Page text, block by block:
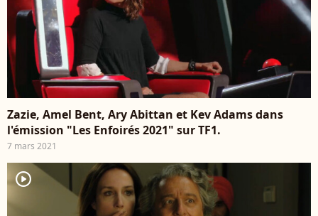
Zazie, Amel Bent, Ary Abittan et Kev Adams dans
l'émission "Les Enfoirés 2021" sur TF1.
7 mars 2021
player2